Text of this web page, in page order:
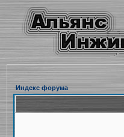
Индекс форума